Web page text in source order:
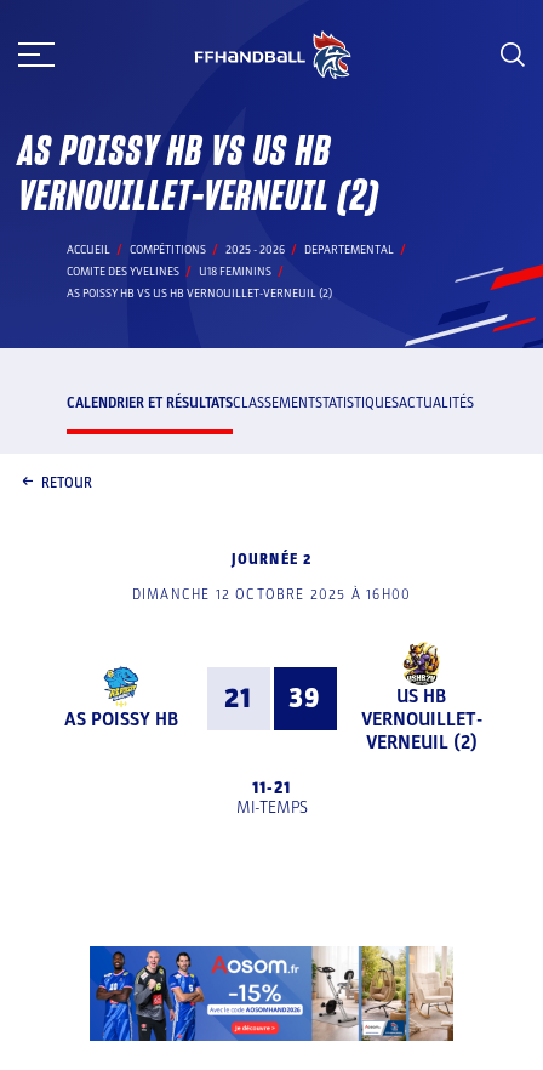
au
AS POISSY HB VS US HB
VERNOUILLET-VERNEUIL (2)
ACCUEIL COMPÉTITIONS 2025 - 2026
DEPARTEMENTAL
COMITE DES YVELINES
U18 FEMININS
AS POISSY HB VS US HB VERNOUILLET-VERNEUIL (2)
CALENDRIER ET RÉSULTATSCLASSEMENTSTATISTIQUESACTUALITÉS
RETOUR
JOURNÉE 2
DIMANCHE 12 OCTOBRE 2025 À 16H00
AS POISSY HB
21 39
US HB
VERNOUILLET-
VERNEUIL (2)
11-21
MI-TEMPS